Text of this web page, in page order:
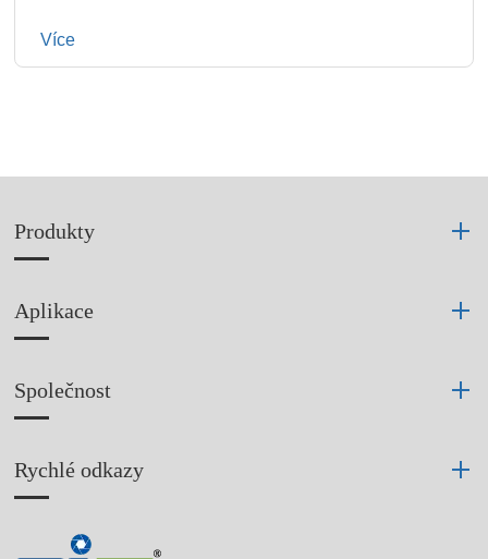
Více
Produkty
Aplikace
Společnost
Rychlé odkazy